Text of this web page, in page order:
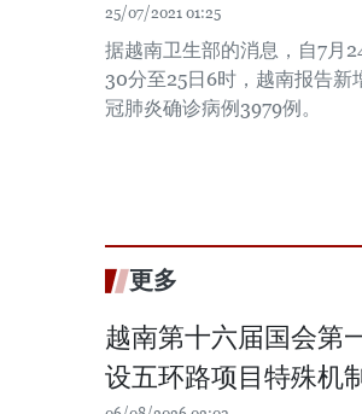
25/07/2021 01:25
据越南卫生部的消息，自7月
30分至25日6时，越南报告新
冠肺炎确诊病例3979例。
更多
越南第十六届国会第
设五环路项目特殊机制